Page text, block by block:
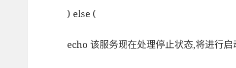
) else (
echo 该服务现在处理停止状态,将进行启